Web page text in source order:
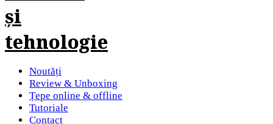
Noutăți
Review & Unboxing
Țepe online & offline
Tutoriale
Contact